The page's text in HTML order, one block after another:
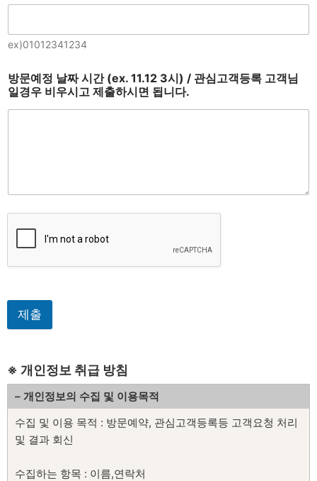
ex)01012341234
방문예정 날짜 시간 (ex. 11.12 3시) / 관심고객등록 고객님
일경우 비우시고 제출하시면 됩니다.
제출
※ 개인정보 취급 방침
– 개인정보의 수집 및 이용목적
수집 및 이용 목적 : 방문예약, 관심고객등록등 고객요청 처리
및 결과 회신
수집하는 항목 : 이름,연락처